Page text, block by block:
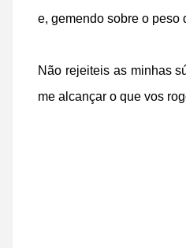
e, gemendo sobre o peso
Não rejeiteis as minhas
me alcançar o que vos